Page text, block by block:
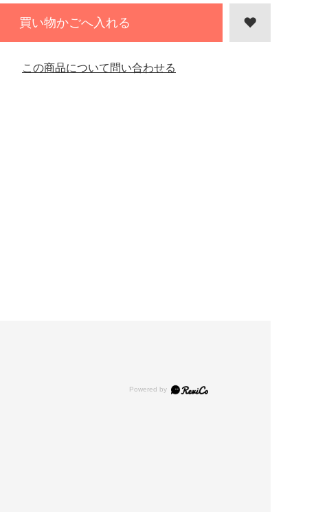
買い物かごへ入れる
この商品について問い合わせる